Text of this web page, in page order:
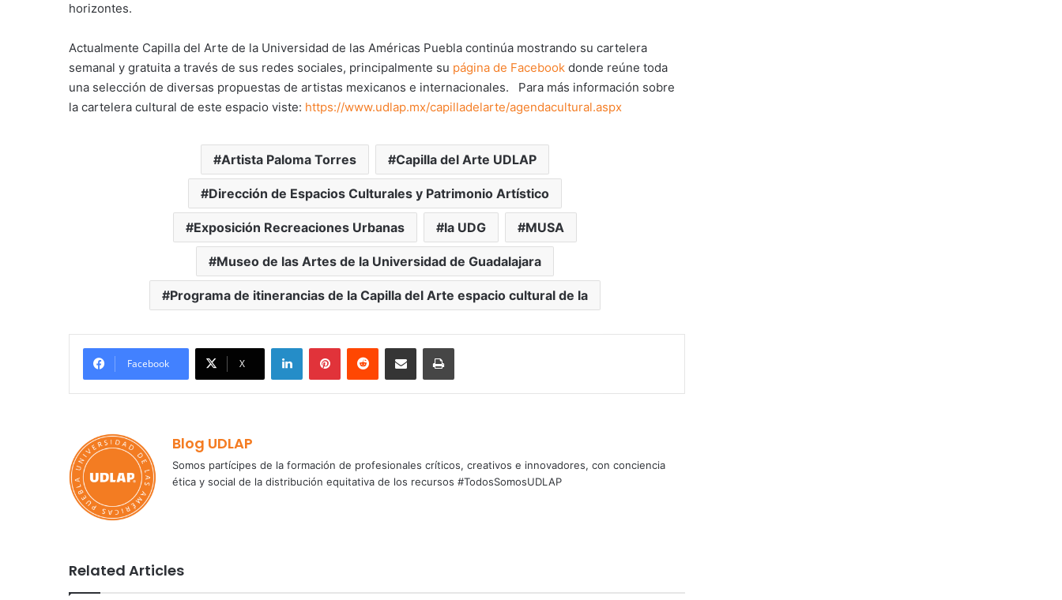
horizontes.
Actualmente Capilla del Arte de la Universidad de las Américas Puebla continúa mostrando su cartelera
semanal y gratuita a través de sus redes sociales, principalmente su página de Facebook donde reúne toda
una selección de diversas propuestas de artistas mexicanos e internacionales. Para más información sobre
la cartelera cultural de este espacio viste: https://www.udlap.mx/capilladelarte/agendacultural.aspx
Artista Paloma Torres Capilla del Arte UDLAP
Dirección de Espacios Culturales y Patrimonio Artístico
Exposición Recreaciones Urbanas la UDG MUSA
Museo de las Artes de la Universidad de Guadalajara
Programa de itinerancias de la Capilla del Arte espacio cultural de la
Facebook X
LinkedInPinterestReddit Share via Email Print
Blog UDLAP
Somos partícipes de la formación de profesionales críticos, creativos e innovadores, con conciencia
ética y social de la distribución equitativa de los recursos #TodosSomosUDLAP
Related Articles